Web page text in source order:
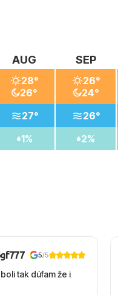
AUG
28°
26°
27°
1%
SEP
26°
24°
26°
2%
5/5
tak dúfam že i